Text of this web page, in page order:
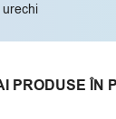
PRODUSE ÎN